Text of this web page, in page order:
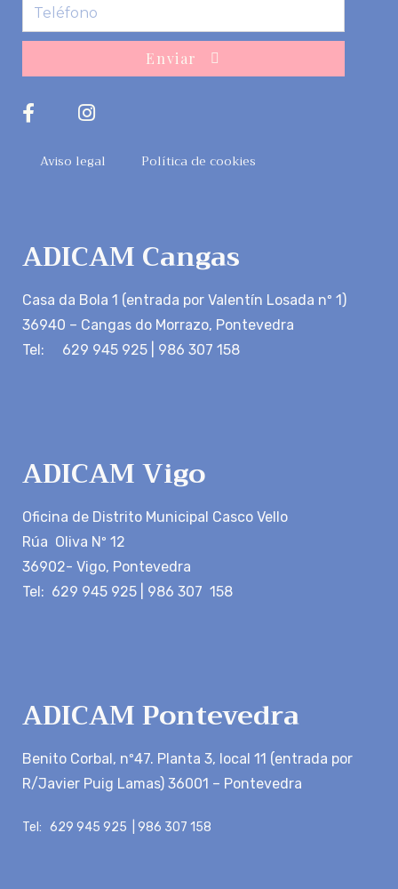
Enviar
Aviso legal Política de cookies
ADICAM Cangas
Casa da Bola 1 (entrada por Valentín Losada nº 1)
36940 – Cangas do Morrazo, Pontevedra
Tel: 629 945 925 | 986 307 158
ADICAM Vigo
Oficina de Distrito Municipal Casco Vello
Rúa Oliva Nº 12
36902- Vigo, Pontevedra
Tel: 629 945 925 | 986 307 158
ADICAM Pontevedra
Benito Corbal, nº47. Planta 3, local 11 (entrada por
R/Javier Puig Lamas) 36001 – Pontevedra
Tel: 629 945 925 | 986 307 158